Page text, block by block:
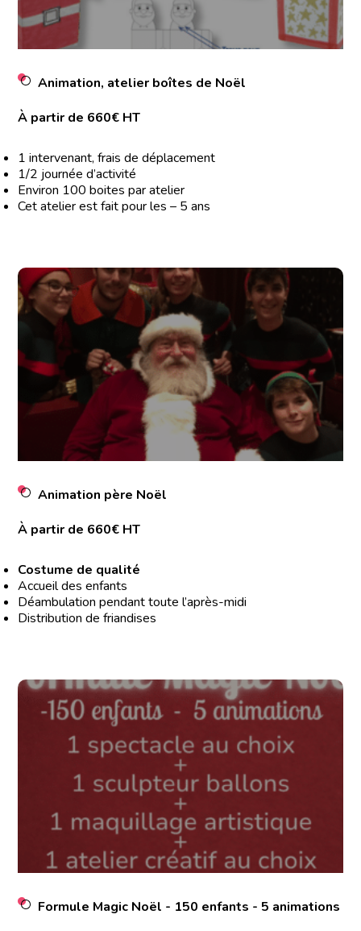
Animation, atelier boîtes de Noël
À partir de 660€ HT
1 intervenant, frais de déplacement
1/2 journée d’activité
Environ 100 boites par atelier
Cet atelier est fait pour les – 5 ans
Animation père Noël
À partir de 660€ HT
Costume de qualité
Accueil des enfants
Déambulation pendant toute l’après-midi
Distribution de friandises
Formule Magic Noël - 150 enfants - 5 animations